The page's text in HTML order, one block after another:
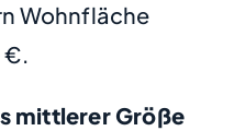
Wohnfläche
€.
mittlerer Größe